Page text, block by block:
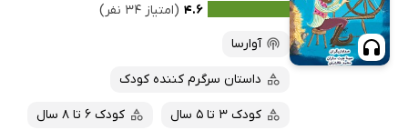
۴.۶ (امتیاز ۳۴ نفر)
آوارسا
داستان سرگرم کننده کودک
کودک 3 تا 5 سال کودک 6 تا 8 سال